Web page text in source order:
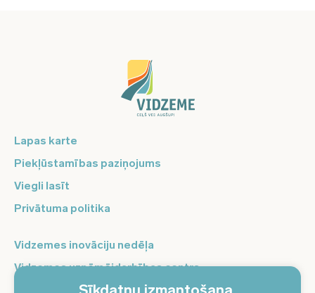
Lapas karte
Piekļūstamības paziņojums
Viegli lasīt
Privātuma politika
Vidzemes inovāciju nedēļa
Vidzemes uzņēmējdarbības centrs
Balso Vidzeme